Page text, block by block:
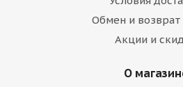
Обмен и возврат
Акции и
О